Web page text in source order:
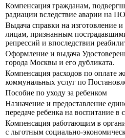
Компенсация гражданам,
радиации вследствие аварии на
Выдача справки на изготовление
лицам, признанным
репрессий и впоследствии
Оформление и выдача
города Москвы и его дубликата.
Компенсация расходов по оплате
коммунальных услуг по
Пособие по уходу за ребенком
Назначение и предоставление
передаче ребенка на воспитание в
Компенсация работающим в
с льготным социально-